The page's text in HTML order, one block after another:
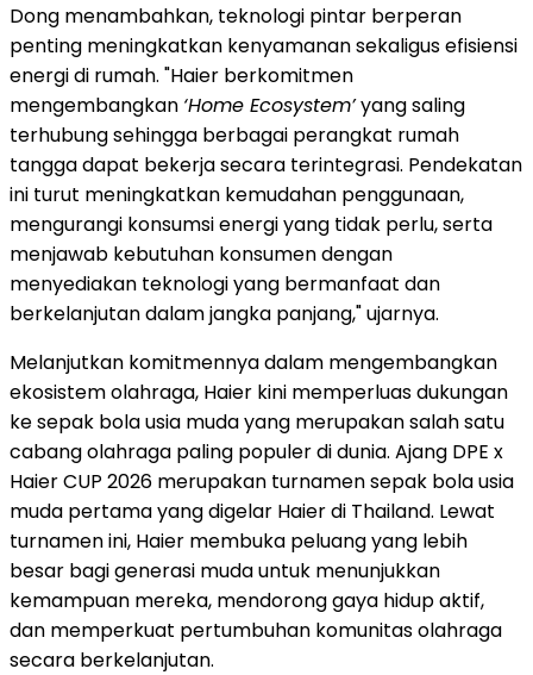
Dong menambahkan, teknologi pintar berperan
penting meningkatkan kenyamanan sekaligus efisiensi
energi di rumah. "Haier berkomitmen
mengembangkan ‘Home Ecosystem’yang saling
terhubung sehingga berbagai perangkat rumah
tangga dapat bekerja secara terintegrasi. Pendekatan
ini turut meningkatkan kemudahan penggunaan,
mengurangi konsumsi energi yang tidak perlu, serta
menjawab kebutuhan konsumen dengan
menyediakan teknologi yang bermanfaat dan
berkelanjutan dalam jangka panjang," ujarnya.
Melanjutkan komitmennya dalam mengembangkan
ekosistem olahraga, Haier kini memperluas dukungan
ke sepak bola usia muda yang merupakan salah satu
cabang olahraga paling populer di dunia. Ajang DPE x
Haier CUP 2026 merupakan turnamen sepak bola usia
muda pertama yang digelar Haier di Thailand. Lewat
turnamen ini, Haier membuka peluang yang lebih
besar bagi generasi muda untuk menunjukkan
kemampuan mereka, mendorong gaya hidup aktif,
dan memperkuat pertumbuhan komunitas olahraga
secara berkelanjutan.